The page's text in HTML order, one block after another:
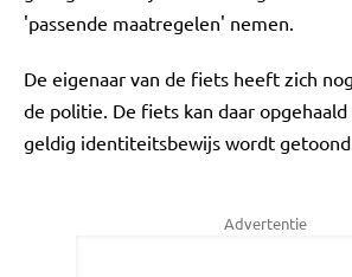
'passende maatregelen' nemen.
De eigenaar van de fiets heeft zich
de politie. De fiets kan daar
geldig identiteitsbewijs wordt
Advertentie